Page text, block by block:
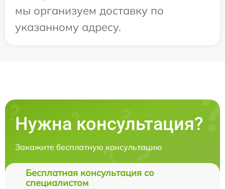
мы организуем доставку по
указанному адресу.
Нужна консультация?
Закажите бесплатную консультацию
Бесплатная консультация со
специалистом